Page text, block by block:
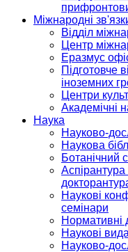
Міжнародні
Відділ
Центр
Еразмус
Підготовче
іноземних
Центри
Академічні
Наука
Науково-
Наукова
Ботанічний
Аспірантура
Наукові
семінари
Нормативні
Наукові
Науково-